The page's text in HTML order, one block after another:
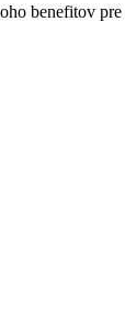
benefitov